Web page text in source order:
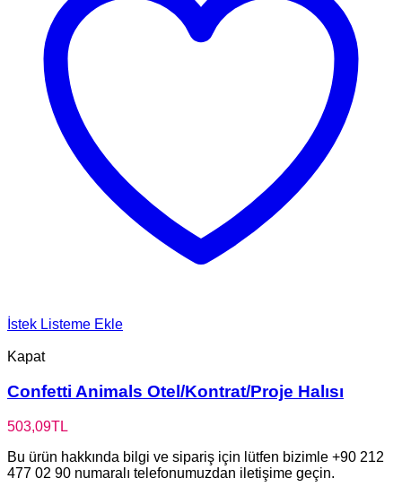
İstek Listeme Ekle
Kapat
Confetti Animals Otel/Kontrat/Proje Halısı
503,09TL
Bu ürün hakkında bilgi ve sipariş için lütfen bizimle +90 212
477 02 90 numaralı telefonumuzdan iletişime geçin.